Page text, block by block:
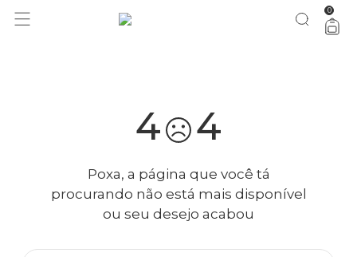
você merece 30% OFF pra comemorar com a gente aproveita! 0
4 4
Poxa, a página que você tá
procurando não está mais disponível
ou seu desejo acabou